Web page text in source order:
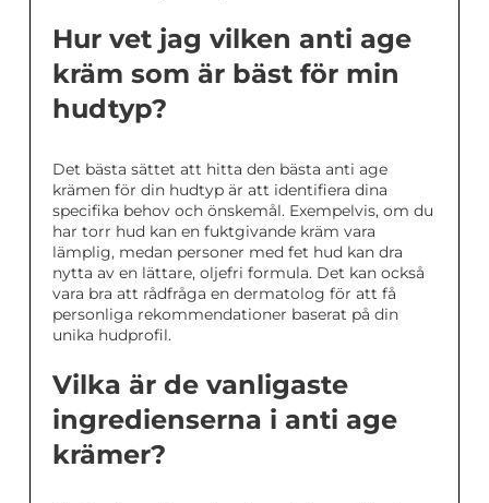
Hur vet jag vilken anti age
kräm som är bäst för min
hudtyp?
Det bästa sättet att hitta den bästa anti age
krämen för din hudtyp är att identifiera dina
specifika behov och önskemål. Exempelvis, om du
har torr hud kan en fuktgivande kräm vara
lämplig, medan personer med fet hud kan dra
nytta av en lättare, oljefri formula. Det kan också
vara bra att rådfråga en dermatolog för att få
personliga rekommendationer baserat på din
unika hudprofil.
Vilka är de vanligaste
ingredienserna i anti age
krämer?